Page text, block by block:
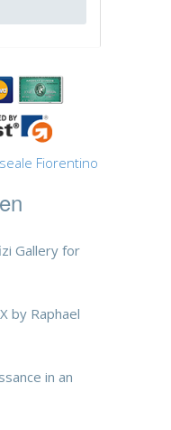
Fiorentino
Gallery for
by Raphael
in an